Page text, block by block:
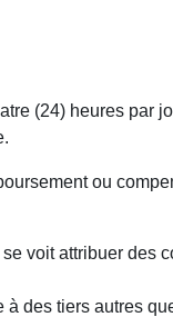
(24) heures par
ou
voit attribuer des
des tiers autres